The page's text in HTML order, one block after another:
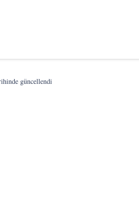
güncellendi